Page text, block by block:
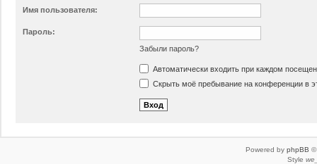
Имя пользователя:
Пароль:
Забыли пароль?
Автоматически входить при каждом
Скрыть моё пребывание на конференции в
Powered by phpBB ©
Style